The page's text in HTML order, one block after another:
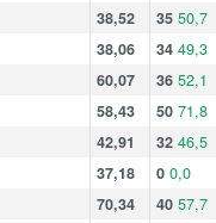
38,52 35 50,7
38,06 34 49,3
60,07 36 52,1
58,43 50 71,8
42,91 32 46,5
37,18 0 0,0
70,34 40 57,7